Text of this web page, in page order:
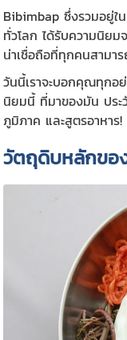
Bibimbap ซึ่งรวมอยู่ใ
ทั่วโลก ได้รับความนิยม
น่าเชื่อถือที่ทุกคนสามา
วันนี้เราจะบอกคุณทุกอ
นิยมนี้ ที่มาของมัน ปร
ภูมิภาค และสูตรอาหาร!
วัตถุดิบหลักขอ